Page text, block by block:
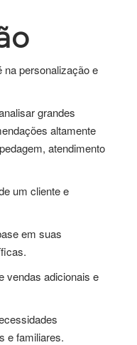
na personalização e
grandes
altamente
atendimento
um cliente e
em suas
vendas adicionais e
e familiares.